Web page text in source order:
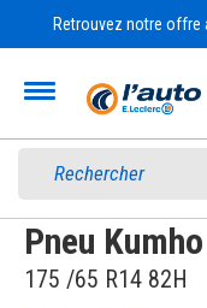
Retrouvez notre offre
Pneu
175 /65 R14 82H